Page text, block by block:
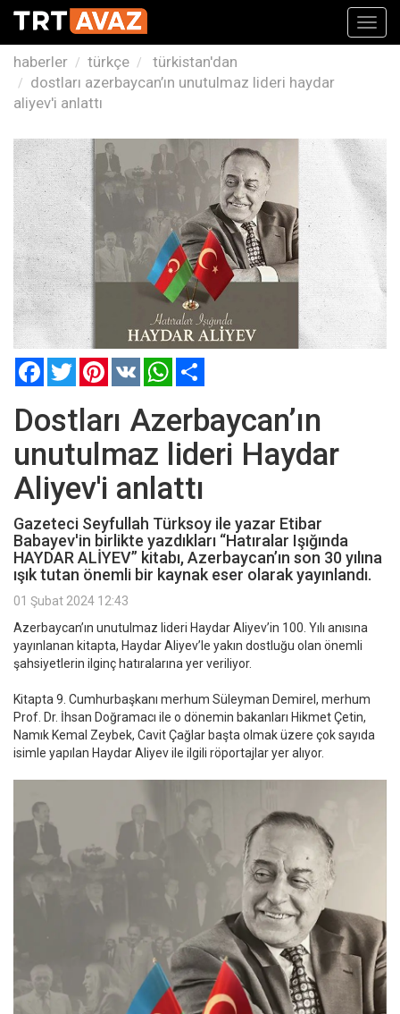
haberler türkçe
türkistan'dan
dostları azerbaycan’ın unutulmaz lideri haydar
aliyev'i anlattı
FacebookTwitterPinterest
VK WhatsApp
Dostları Azerbaycan’ın
unutulmaz lideri Haydar
Aliyev'i anlattı
Gazeteci Seyfullah Türksoy ile yazar Etibar
Babayev'in birlikte yazdıkları “Hatıralar Işığında
HAYDAR ALİYEV” kitabı, Azerbaycan’ın son 30 yılına
ışık tutan önemli bir kaynak eser olarak yayınlandı.
01 Şubat 2024 12:43
Azerbaycan’ın unutulmaz lideri Haydar Aliyev’in 100. Yılı anısına
yayınlanan kitapta, Haydar Aliyev’le yakın dostluğu olan önemli
şahsiyetlerin ilginç hatıralarına yer veriliyor.
Kitapta 9. Cumhurbaşkanı merhum Süleyman Demirel, merhum
Prof. Dr. İhsan Doğramacı ile o dönemin bakanları Hikmet Çetin,
Namık Kemal Zeybek, Cavit Çağlar başta olmak üzere çok sayıda
isimle yapılan Haydar Aliyev ile ilgili röportajlar yer alıyor.